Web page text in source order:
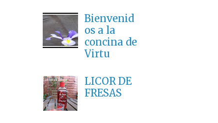
Bienvenid
os a la
concina de
Virtu
LICOR DE
FRESAS